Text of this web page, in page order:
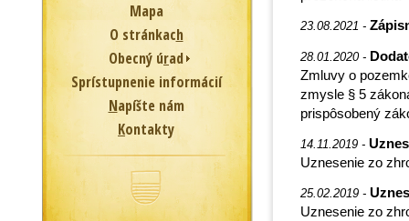
Mapa
O stránkach
Obecný úrad
Sprístupnenie informácií
Napíšte nám
Kontakty
23.08.2021 -
28.01.2020 -
Zmluvy o
zmysle § 5
prispôsobený
14.11.2019 -
Uznesenie zo
25.02.2019 -
Uznesenie zo